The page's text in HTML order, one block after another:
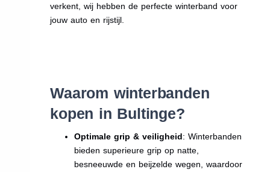
verkent, wij hebben de perfecte winterband voor
jouw auto en rijstijl.
Waarom winterbanden
kopen in Bultinge?
Optimale grip & veiligheid: Winterbanden
bieden superieure grip op natte,
besneeuwde en beijzelde wegen, waardoor